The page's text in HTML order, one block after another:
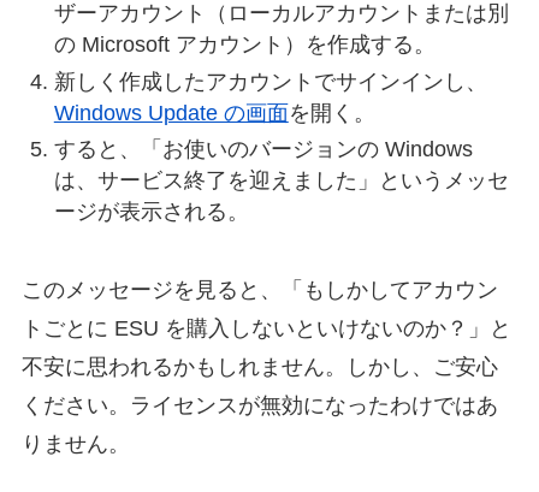
ザーアカウント（ローカルアカウントまたは別
の Microsoft アカウント）を作成する。
新しく作成したアカウントでサインインし、
Windows Update の画面を開く。
すると、「お使いのバージョンの Windows
は、サービス終了を迎えました」というメッセ
ージが表示される。
このメッセージを見ると、「もしかしてアカウン
トごとに ESU を購入しないといけないのか？」と
不安に思われるかもしれません。しかし、ご安心
ください。ライセンスが無効になったわけではあ
りません。